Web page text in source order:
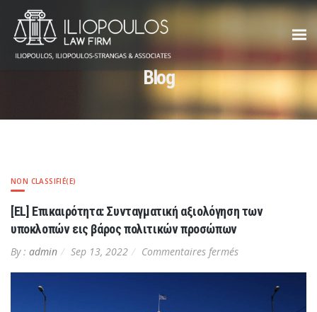
Blog
NON CLASSIFIÉ(E)
[EL] Επικαιρότητα: Συνταγματική αξιολόγηση των
υποκλοπών εις βάρος πολιτικών προσώπων
By : admin Sep 13, 2022 Commentaires ferméssur
Συνταγματική
αξιολόγηση